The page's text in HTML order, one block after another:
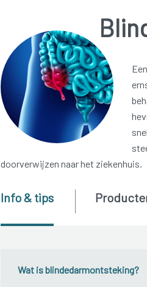
doorverwijzen naar het ziekenhuis.
Wat is blindedarmontsteking?
Info & tips